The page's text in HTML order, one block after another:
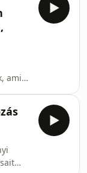
5.
ami
is.
egy